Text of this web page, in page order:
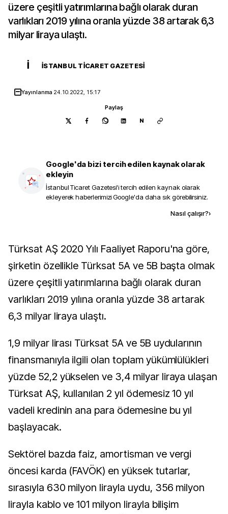
üzere çeşitli yatırımlarına bağlı olarak duran
varlıkları 2019 yılına oranla yüzde 38 artarak 6,3
milyar liraya ulaştı.
İ İSTANBUL TICARET GAZETESI
Yayınlanma 24.10.2022, 15:17
Paylaş
N
Google'da bizi tercih edilen kaynak olarak
ekleyin
İstanbul Ticaret Gazetesi'i tercih edilen kaynak olarak
ekleyerek haberlerimizi Google'da daha sık görebilirsiniz.
Nasıl çalışır?›
Türksat AŞ 2020 Yılı Faaliyet Raporu'na göre,
şirketin özellikle Türksat 5A ve 5B başta olmak
üzere çeşitli yatırımlarına bağlı olarak duran
varlıkları 2019 yılına oranla yüzde 38 artarak
6,3 milyar liraya ulaştı.
1,9 milyar lirası Türksat 5A ve 5B uydularının
finansmanıyla ilgili olan toplam yükümlülükleri
yüzde 52,2 yükselen ve 3,4 milyar liraya ulaşan
Türksat AŞ, kullanılan 2 yıl ödemesiz 10 yıl
vadeli kredinin ana para ödemesine bu yıl
başlayacak.
Sektörel bazda faiz, amortisman ve vergi
öncesi karda (FAVÖK) en yüksek tutarlar,
sırasıyla 630 milyon lirayla uydu, 356 milyon
lirayla kablo ve 101 milyon lirayla bilişim